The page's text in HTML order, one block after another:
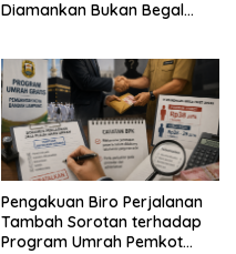
Diamankan Bukan Begal
Pengakuan Biro Perjalanan
Tambah Sorotan terhadap
Program Umrah Pemkot